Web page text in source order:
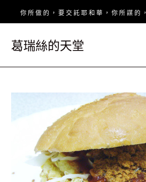
你 所 做 的 ， 要 交 託 耶 和 華 ， 你 所 謀 的
葛瑞絲的天堂